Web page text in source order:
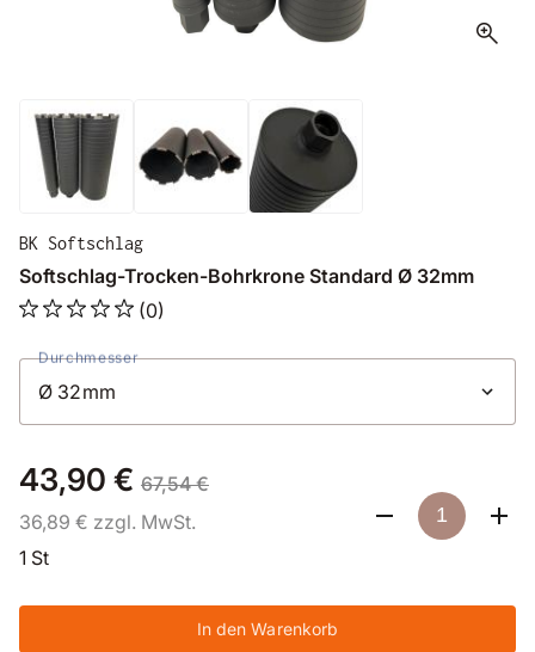
zoom_in
BK Softschlag
Softschlag-Trocken-Bohrkrone Standard Ø 32mm
(0)
Durchmesser
43,90 € 67,54 €
36,89 € zzgl. MwSt.
1 St
In den Warenkorb